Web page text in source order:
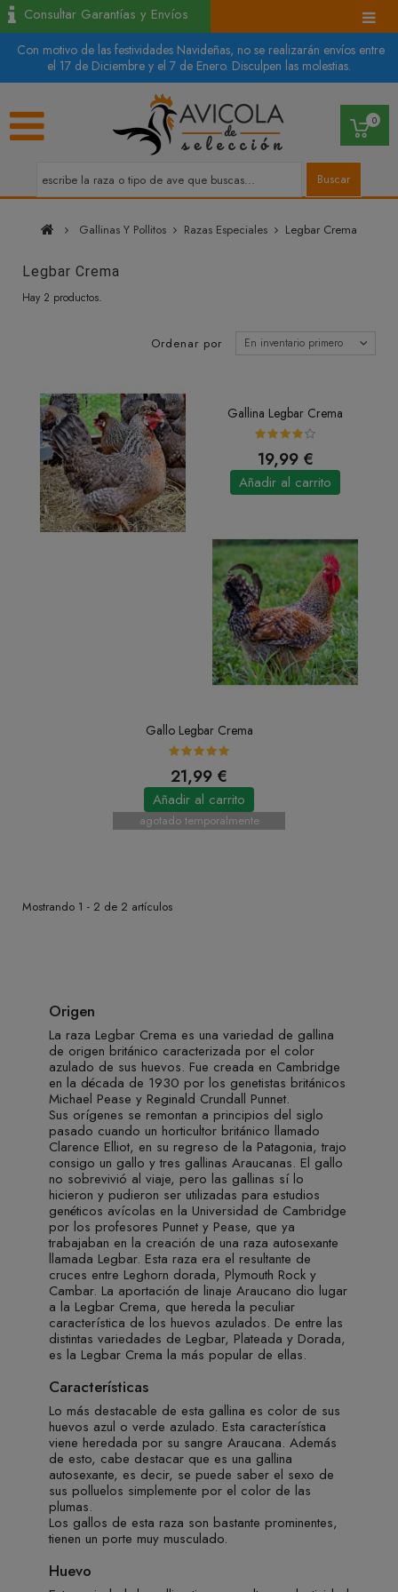
Con motivo de las festividades Navideñas, no se realizarán envíos entre
el 17 de Diciembre y el 7 de Enero. Disculpen las molestias.
0
Consultar Garantías y Envíos
Buscar
Gallinas Y Pollitos Razas Especiales Legbar Crema
Legbar Crema
Hay 2 productos.
Ordenar por En inventario primero
Gallina Legbar Crema
19,99 €
Añadir al carrito
Gallo Legbar Crema
21,99 €
Añadir al carrito
agotado temporalmente
Mostrando 1 - 2 de 2 artículos
Origen
La raza Legbar Crema es una variedad de gallina
de origen británico caracterizada por el color
azulado de sus huevos. Fue creada en Cambridge
en la década de 1930 por los genetistas británicos
Michael Pease y Reginald Crundall Punnet.
Sus orígenes se remontan a principios del siglo
pasado cuando un horticultor británico llamado
Clarence Elliot, en su regreso de la Patagonia, trajo
consigo un gallo y tres gallinas Araucanas. El gallo
no sobrevivió al viaje, pero las gallinas sí lo
hicieron y pudieron ser utilizadas para estudios
genéticos avícolas en la Universidad de Cambridge
por los profesores Punnet y Pease, que ya
trabajaban en la creación de una raza autosexante
llamada Legbar. Esta raza era el resultante de
cruces entre Leghorn dorada, Plymouth Rock y
Cambar. La aportación de linaje Araucano dio lugar
a la Legbar Crema, que hereda la peculiar
característica de los huevos azulados. De entre las
distintas variedades de Legbar, Plateada y Dorada,
es la Legbar Crema la más popular de ellas.
Características
Lo más destacable de esta gallina es color de sus
huevos azul o verde azulado. Esta característica
viene heredada por su sangre Araucana. Además
de esto, cabe destacar que es una gallina
autosexante, es decir, se puede saber el sexo de
sus polluelos simplemente por el color de las
plumas.
Los gallos de esta raza son bastante prominentes,
tienen un porte muy musculado.
Huevo